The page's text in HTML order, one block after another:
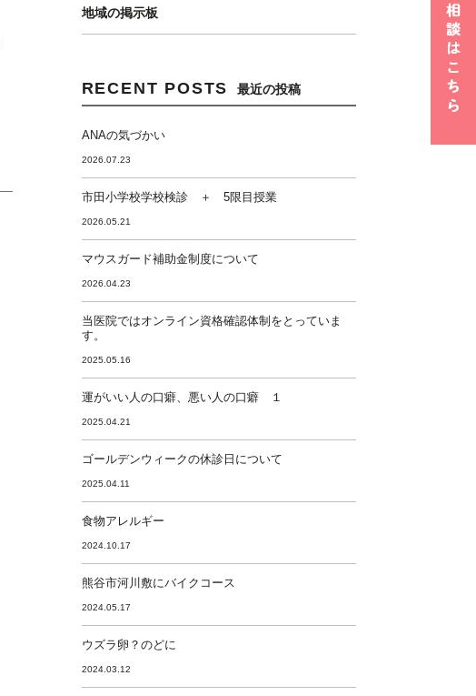
地域の掲示板
RECENT POSTS 最近の投稿
ANAの気づかい
2026.07.23
市田小学校学校検診 ＋ 5限目授業
2026.05.21
マウスガード補助金制度について
2026.04.23
当医院ではオンライン資格確認体制をとっていま
す。
2025.05.16
運がいい人の口癖、悪い人の口癖 １
2025.04.21
ゴールデンウィークの休診日について
2025.04.11
食物アレルギー
2024.10.17
熊谷市河川敷にバイクコース
2024.05.17
ウズラ卵？のどに
2024.03.12